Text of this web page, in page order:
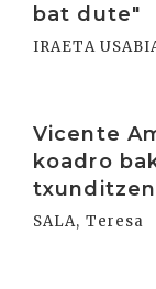
bat dute"
IRAETA
Vicente
koadro
SALA, Teresa